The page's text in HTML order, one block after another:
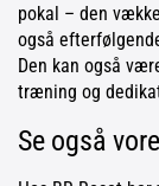
pokal – den
også
Den kan også
træning og
Se også